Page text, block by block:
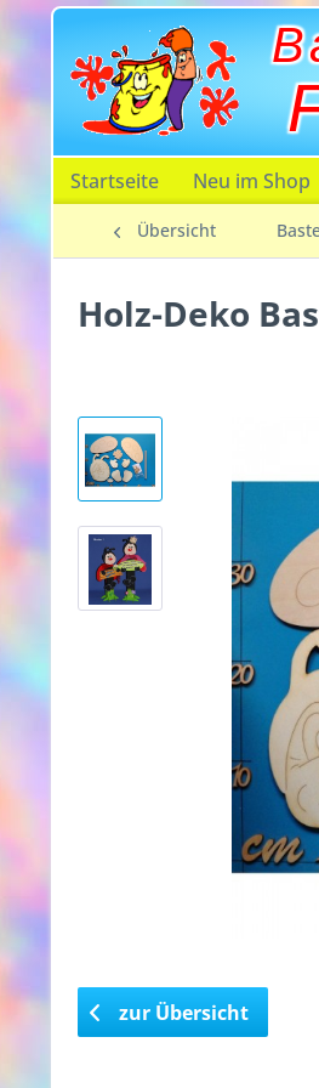
Startseite Neu im Shop
Übersicht
Holz-Deko
zur Übersicht